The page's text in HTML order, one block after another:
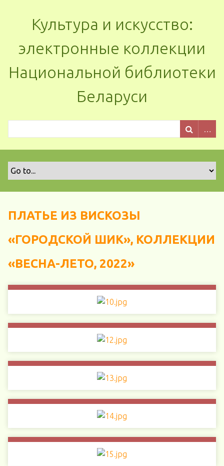
Культура и искусство:
электронные коллекции
Национальной библиотеки
Беларуси
ПЛАТЬЕ ИЗ ВИСКОЗЫ
«ГОРОДСКОЙ ШИК», КОЛЛЕКЦИИ
«ВЕСНА-ЛЕТО, 2022»